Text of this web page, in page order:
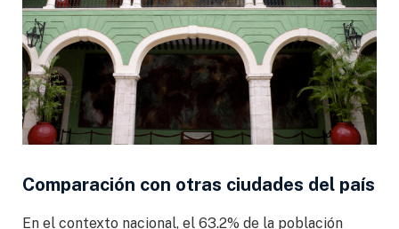
Comparación con otras ciudades del país
En el contexto nacional, el 63.2% de la población